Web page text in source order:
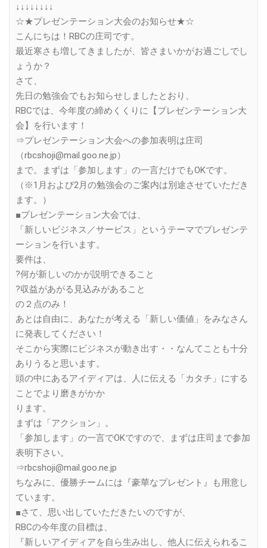
↓↓↓↓↓↓↓↓
☆★プレゼンテーション大会のお知らせ★☆
こんにちは！RBCの庄司です。
最近寒さも増してきましたが、皆さまいかがお過ごしでし
ょうか？
さて、
先日の勉強会でもお知らせしましたとおり、
RBCでは、今年度の締めくくりに【プレゼンテーション大
会】を行います！
⇒プレゼンテーション大会への参加表明は庄司
（rbcshoji@mail.goo.ne.jp）
まで。まずは「参加します」の一言だけでもOKです。
（※1月および2月の勉強会のご案内は別途させていただき
ます。）
■プレゼンテーション大会では、
「新しいビジネス／サービス」というテーマでプレゼンテ
ーションを行います。
要件は、
?何が新しいのかが説明できること
?収益があがる見込みがあること
の２点のみ！
あとは自由に、あなたが考える「新しい価値」をみなさん
に発表してください！
そこから実際にビジネスが動き出す・・なんてことも十分
ありうると思います。
頭の中にあるアイディアは、人に伝える「カタチ」にする
ことでより磨きがかか
ります。
まずは「アクション」。
「参加します」の一言でOKですので、まずは庄司まで参加
表明下さい。
⇒rbcshoji@mail.goo.ne.jp
ちなみに、優勝チームには『豪華なプレゼント』も用意し
ています。
■さて、思い出していただきたいのですが、
RBCの今年度の目標は、
『新しいアイディアを自ら生み出し、他人に伝えられるこ